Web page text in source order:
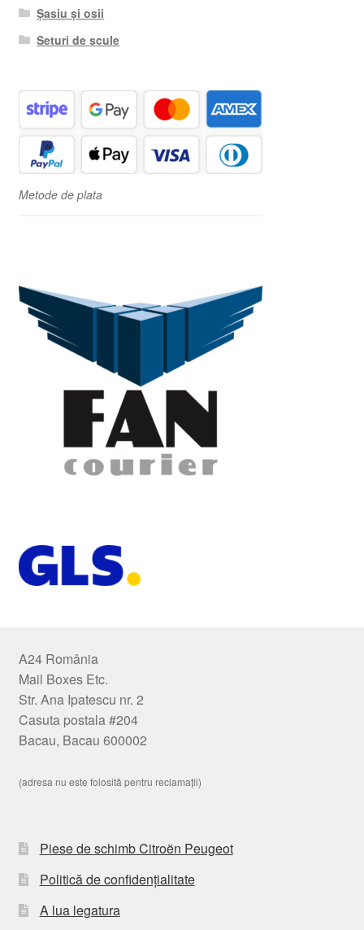
Șasiu și osii
Seturi de scule
Metode de plata
A24 România
Mail Boxes Etc.
Str. Ana Ipatescu nr. 2
Casuta postala #204
Bacau, Bacau 600002
(adresa nu este folosită pentru reclamații)
Piese de schimb Citroën Peugeot
Politică de confidențialitate
A lua legatura